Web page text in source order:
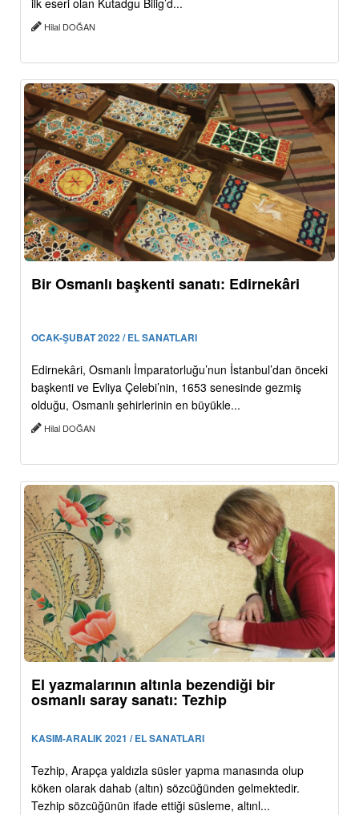
Hilal DOĞAN
Bir Osmanlı başkenti sanatı: Edirnekâri
OCAK-ŞUBAT 2022 / EL SANATLARI
Edirnekâri, Osmanlı İmparatorluğu’nun İstanbul’dan önceki
başkenti ve Evliya Çelebi’nin, 1653 senesinde gezmiş
olduğu, Osmanlı şehirlerinin en büyükle...
Hilal DOĞAN
El yazmalarının altınla bezendiği bir
osmanlı saray sanatı: Tezhip
KASIM-ARALIK 2021 / EL SANATLARI
Tezhip, Arapça yaldızla süsler yapma manasında olup
köken olarak dahab (altın) sözcüğünden gelmektedir.
Tezhip sözcüğünün ifade ettiği süsleme, altınl...